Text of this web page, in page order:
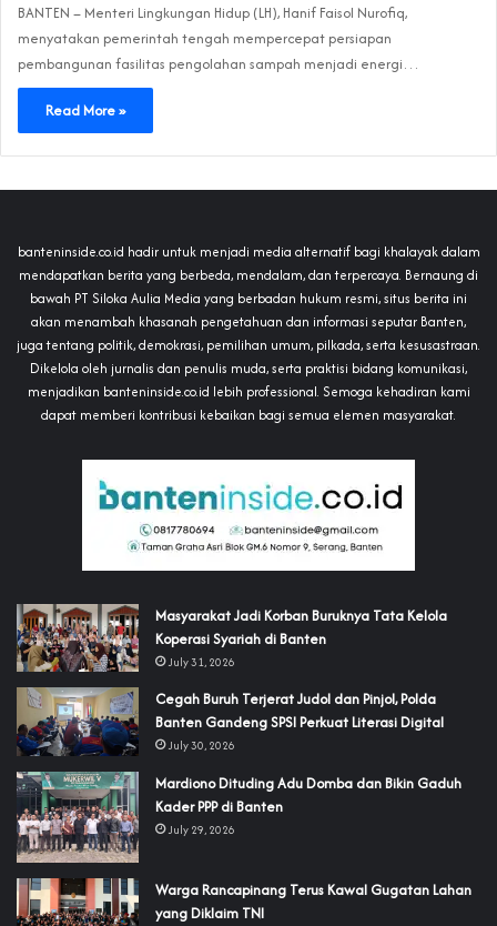
BANTEN – Menteri Lingkungan Hidup (LH), Hanif Faisol Nurofiq,
menyatakan pemerintah tengah mempercepat persiapan
pembangunan fasilitas pengolahan sampah menjadi energi…
Read More »
banteninside.co.id hadir untuk menjadi media alternatif bagi khalayak dalam
mendapatkan berita yang berbeda, mendalam, dan terpercaya. Bernaung di
bawah PT Siloka Aulia Media yang berbadan hukum resmi, situs berita ini
akan menambah khasanah pengetahuan dan informasi seputar Banten,
juga tentang politik, demokrasi, pemilihan umum, pilkada, serta kesusastraan.
Dikelola oleh jurnalis dan penulis muda, serta praktisi bidang komunikasi,
menjadikan banteninside.co.id lebih professional. Semoga kehadiran kami
dapat memberi kontribusi kebaikan bagi semua elemen masyarakat.
‎Masyarakat Jadi Korban Buruknya Tata Kelola
Koperasi Syariah di Banten
July 31, 2026
Cegah Buruh Terjerat Judol dan Pinjol, Polda
Banten Gandeng SPSI Perkuat Literasi Digital
July 30, 2026
‎Mardiono Dituding Adu Domba dan Bikin Gaduh
Kader PPP di Banten
July 29, 2026
‎Warga Rancapinang Terus Kawal Gugatan Lahan
yang Diklaim TNI‎‎